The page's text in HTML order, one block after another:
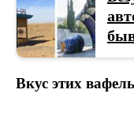
Вкус этих